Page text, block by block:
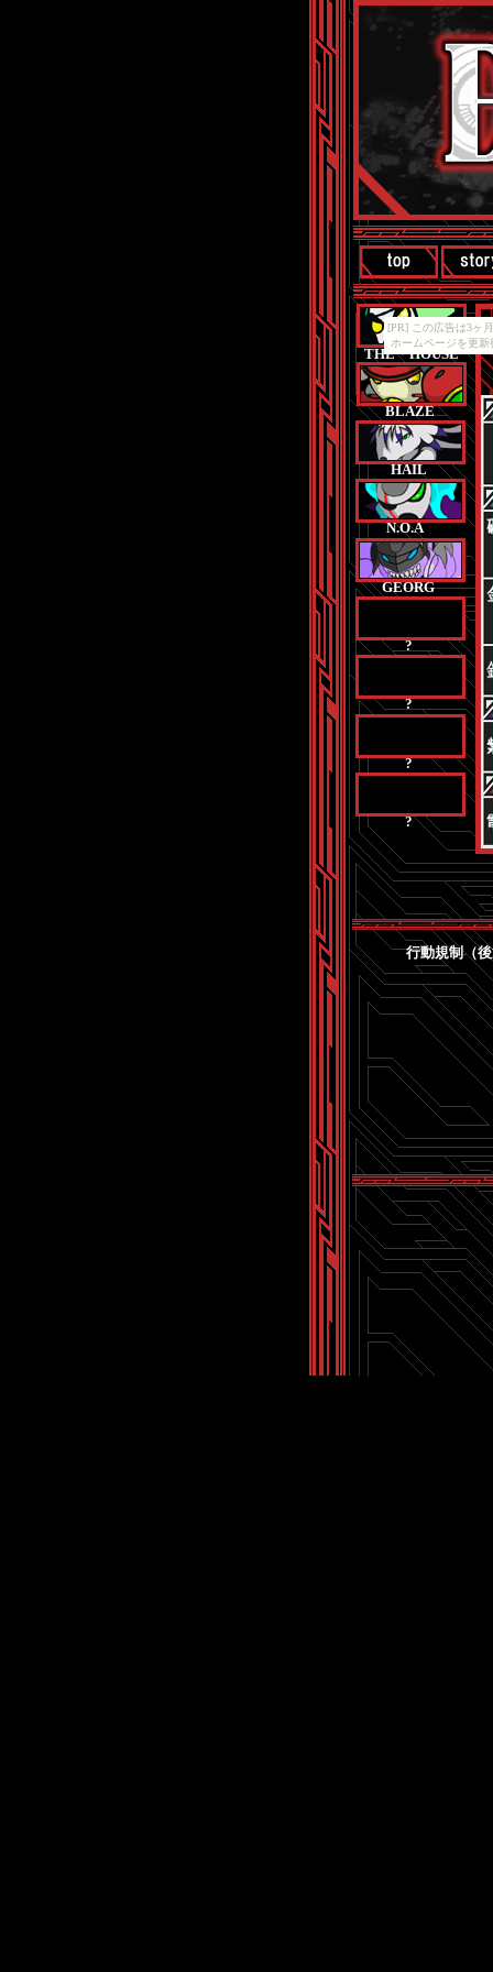
[PR] この広告は3ヶ
ホームページを更
GEORG
THE・HOUSE
?
HAIL
?
BLAZE
行動規制（
N.O.A
?
?